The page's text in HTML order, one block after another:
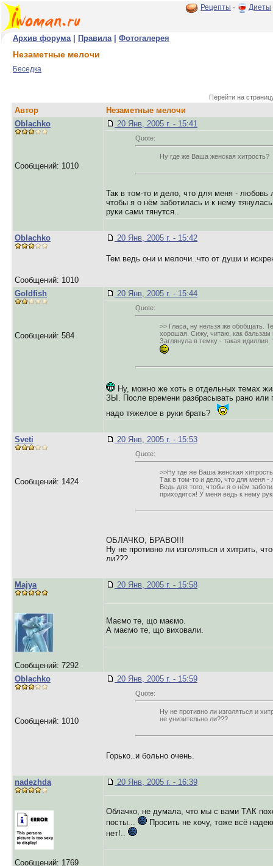
Рецепты · Диеты
Архив форума| Правила| Фотогалерея
Незаметные мелочи
Беседка
Перейти на
Автор
Незаметные мелочи
Oblachko
Сообщений: 1010
20 Янв, 2005 г. - 15:41
Quote:
Ну где же Ваша женская хитрость?
Так в том-то и дело, что для меня -
чтобы я о нём заботилась и к нему
руки сами тянутся..
Oblachko
Сообщений: 1010
20 Янв, 2005 г. - 15:42
Тем ведь они и мелочи..что от души и
Goldfish
Сообщений: 584
20 Янв, 2005 г. - 15:44
Quote:
>> Гласа, ну нельзя же обобщать.
хорошая. Сижу, читаю, как бальзам
Заглянула в темку - такая
Ну, можно же хоть в отдельных темах
ЗЫ. После времени разбрасывать рано или
надо тяжелое в руки брать?
Sveti
Сообщений: 1424
20 Янв, 2005 г. - 15:53
Quote:
>>Ну где же Ваша женская
Так в том-то и дело, что для меня
Ведь для того, чтобы я о нём
приходится! У меня ведь к нему
ОБЛАЧКО, БРАВО!!!
Ну не противно ли изголяться и хитрить,
ли???
Majya
Сообщений: 7292
20 Янв, 2005 г. - 15:58
Маємо те, що маємо.
А маємо те, що виховали.
Oblachko
Сообщений: 1010
20 Янв, 2005 г. - 15:59
Quote:
Ну не противно ли изголяться и
не унизительно ли???
Горько..и больно очень.
nadezhda
Сообщений: 1769
20 Янв, 2005 г. - 16:39
Облачко, не думала, что мы с вами ТАК
посты...
Просить не хочу, тоже всё
нет!..